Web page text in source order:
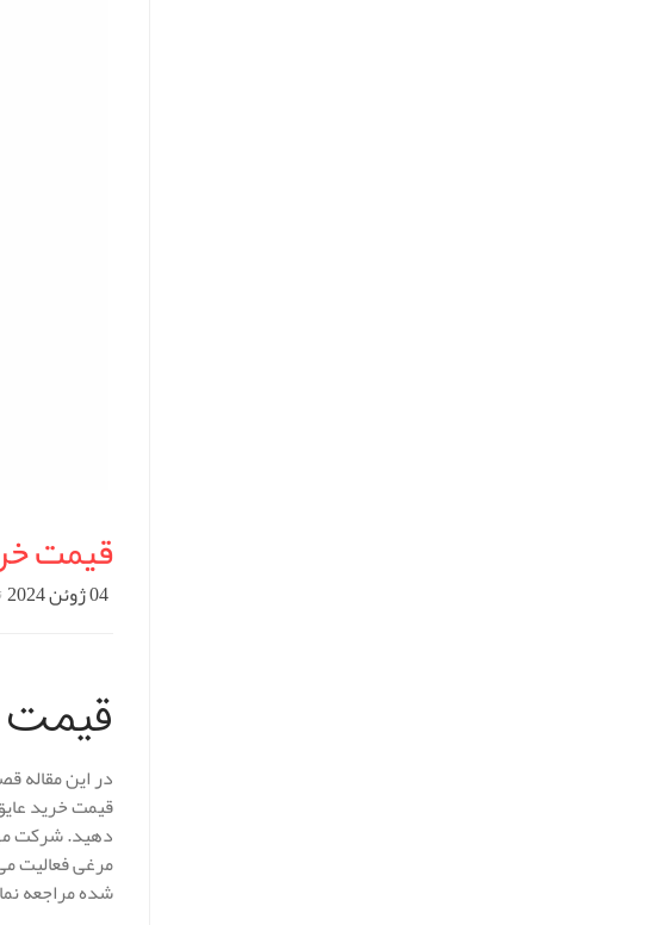
قیمت
04 ژوئن 2024
قیمت
در این مقاله
قیمت خرید
مرغی فعالیت
شده مراجعه